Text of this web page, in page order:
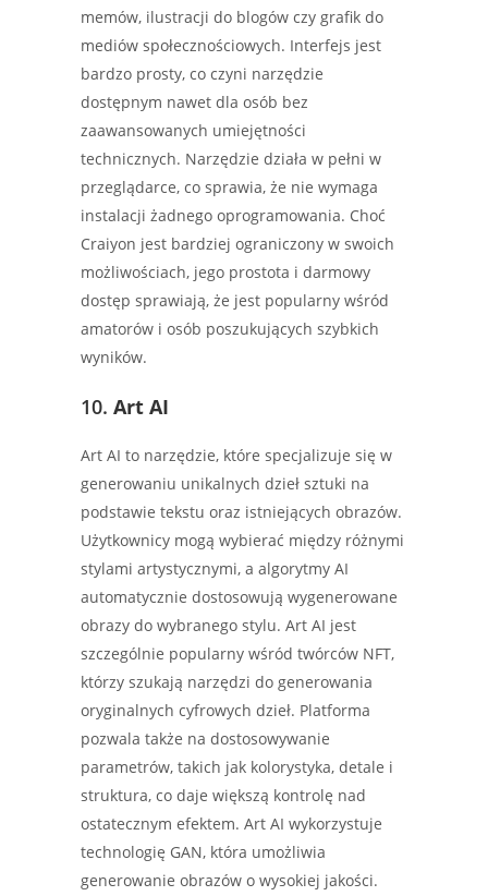
memów, ilustracji do blogów czy grafik do
mediów społecznościowych. Interfejs jest
bardzo prosty, co czyni narzędzie
dostępnym nawet dla osób bez
zaawansowanych umiejętności
technicznych. Narzędzie działa w pełni w
przeglądarce, co sprawia, że nie wymaga
instalacji żadnego oprogramowania. Choć
Craiyon jest bardziej ograniczony w swoich
możliwościach, jego prostota i darmowy
dostęp sprawiają, że jest popularny wśród
amatorów i osób poszukujących szybkich
wyników.
10. Art AI
Art AI to narzędzie, które specjalizuje się w
generowaniu unikalnych dzieł sztuki na
podstawie tekstu oraz istniejących obrazów.
Użytkownicy mogą wybierać między różnymi
stylami artystycznymi, a algorytmy AI
automatycznie dostosowują wygenerowane
obrazy do wybranego stylu. Art AI jest
szczególnie popularny wśród twórców NFT,
którzy szukają narzędzi do generowania
oryginalnych cyfrowych dzieł. Platforma
pozwala także na dostosowywanie
parametrów, takich jak kolorystyka, detale i
struktura, co daje większą kontrolę nad
ostatecznym efektem. Art AI wykorzystuje
technologię GAN, która umożliwia
generowanie obrazów o wysokiej jakości.